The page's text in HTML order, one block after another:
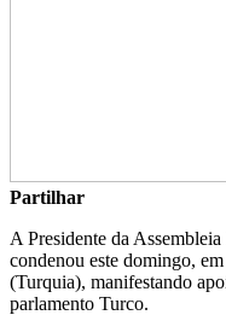
Partilhar
A Presidente da
condenou este domingo,
(Turquia), manifestando
parlamento Turco.